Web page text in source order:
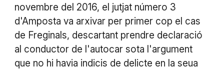
novembre del 2016, el jutjat número 3
d'Amposta va arxivar per primer cop el cas
de Freginals, descartant prendre declaració
al conductor de l'autocar sota l'argument
que no hi havia indicis de delicte en la seua